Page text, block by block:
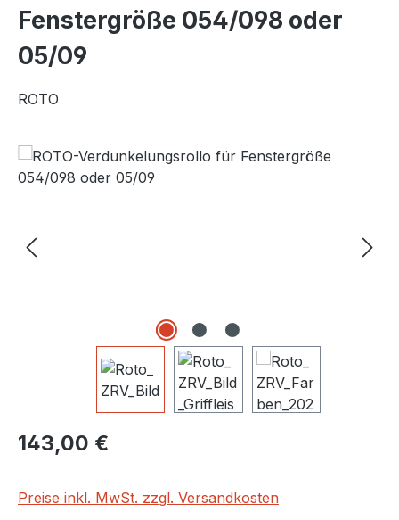
Fenstergröße 054/098 oder
05/09
ROTO
Bildergalerie überspringen
Regulärer Preis:
143,00 €
Preise inkl. MwSt. zzgl. Versandkosten